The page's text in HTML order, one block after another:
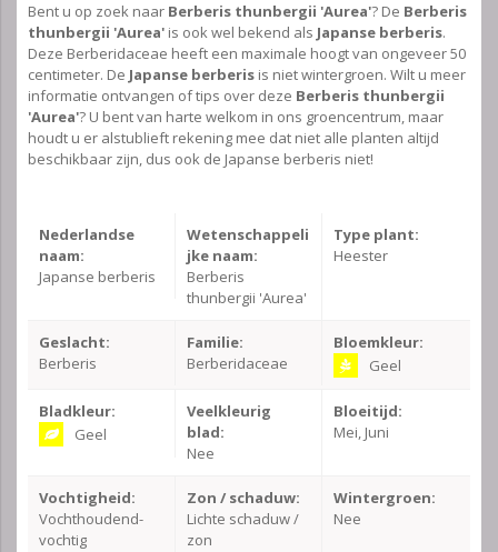
Bent u op zoek naar Berberis thunbergii 'Aurea'? De Berberis
thunbergii 'Aurea' is ook wel bekend als Japanse berberis.
Deze Berberidaceae heeft een maximale hoogt van ongeveer 50
centimeter. De Japanse berberis is niet wintergroen. Wilt u meer
informatie ontvangen of tips over deze Berberis thunbergii
'Aurea'? U bent van harte welkom in ons groencentrum, maar
houdt u er alstublieft rekening mee dat niet alle planten altijd
beschikbaar zijn, dus ook de Japanse berberis niet!
Nederlandse
naam:
Japanse berberis
Wetenschappeli
jke naam:
Berberis
thunbergii 'Aurea'
Type plant:
Heester
Geslacht:
Berberis
Familie:
Berberidaceae
Bloemkleur:
Geel
Bladkleur:
Geel
Veelkleurig
blad:
Nee
Bloeitijd:
Mei, Juni
Vochtigheid:
Vochthoudend-
vochtig
Zon / schaduw:
Lichte schaduw /
zon
Wintergroen:
Nee